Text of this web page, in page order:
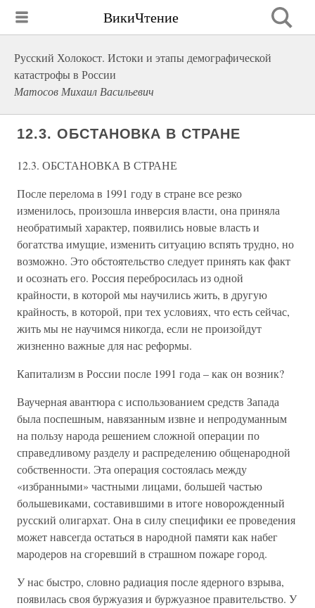
ВикиЧтение
Русский Холокост. Истоки и этапы демографической
катастрофы в России
Матосов Михаил Васильевич
12.3. ОБСТАНОВКА В СТРАНЕ
12.3. ОБСТАНОВКА В СТРАНЕ
После перелома в 1991 году в стране все резко
изменилось, произошла инверсия власти, она приняла
необратимый характер, появились новые власть и
богатства имущие, изменить ситуацию вспять трудно, но
возможно. Это обстоятельство следует принять как факт
и осознать его. Россия перебросилась из одной
крайности, в которой мы научились жить, в другую
крайность, в которой, при тех условиях, что есть сейчас,
жить мы не научимся никогда, если не произойдут
жизненно важные для нас реформы.
Капитализм в России после 1991 года – как он возник?
Ваучерная авантюра с использованием средств Запада
была поспешным, навязанным извне и непродуманным
на пользу народа решением сложной операции по
справедливому разделу и распределению общенародной
собственности. Эта операция состоялась между
«избранными» частными лицами, большей частью
большевиками, составившими в итоге новорожденный
русский олигархат. Она в силу специфики ее проведения
может навсегда остаться в народной памяти как набег
мародеров на сгоревший в страшном пожаре город.
У нас быстро, словно радиация после ядерного взрыва,
появилась своя буржуазия и буржуазное правительство. У